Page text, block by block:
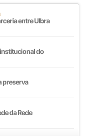
entre Ulbra
do
preserva
da Rede